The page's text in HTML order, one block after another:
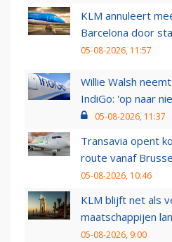
KLM annuleert
Barcelona door
05-08-2026, 11:57
Willie Walsh
IndiGo: 'op naar
05-08-2026, 11:37
Transavia opent
route vanaf
05-08-2026, 10:46
KLM blijft net als
maatschappijen
05-08-2026, 9:00